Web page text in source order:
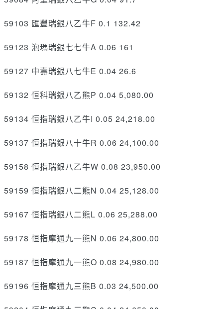
59103 匯豐瑞銀八乙牛F 0.1 132.42
59123 泡瑪瑞銀七七牛A 0.06 161
59127 中壽瑞銀八七牛E 0.04 26.6
59132 恒科瑞銀八乙熊P 0.04 5,080.00
59134 恒指瑞銀八乙牛I 0.05 24,218.00
59137 恒指瑞銀八十牛R 0.06 24,100.00
59158 恒指瑞銀八乙牛W 0.08 23,950.00
59159 恒指瑞銀八二熊N 0.04 25,128.00
59167 恒指瑞銀八二熊L 0.06 25,288.00
59178 恒指摩通九一熊N 0.06 24,800.00
59187 恒指摩通九一熊O 0.08 24,980.00
59196 恒指摩通九三熊B 0.03 24,500.00